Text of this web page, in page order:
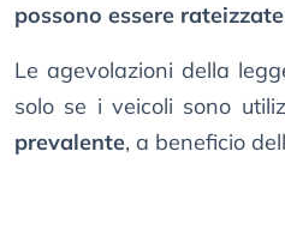
possono essere rateizzate
Le agevolazioni della
solo se i veicoli sono
prevalente, a beneficio